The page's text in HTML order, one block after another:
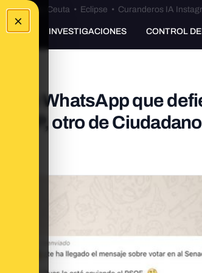
×
•Bulos Ceuta • Eclipse • Curanderos IA
INVESTIGACIONES CONTROL
de WhatsApp que
PP, otro de